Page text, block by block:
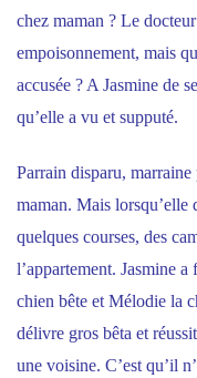
chez maman ? Le
empoisonnement, mais
accusée ? A Jasmine de
qu’elle a vu et supputé.
Parrain disparu,
maman. Mais lorsqu’elle
quelques courses, des
l’appartement. Jasmine
chien bête et Mélodie la
délivre gros bêta et
une voisine. C’est qu’il